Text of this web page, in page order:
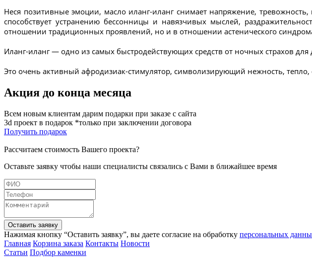
Неся позитивные эмоции, масло иланг-иланг снимает напряжение,
способствует устранению бессонницы и навязчивых мыслей,
отношении традиционных проявлений, но и в отношении астенического
Иланг-иланг — одно из самых быстродействующих средств от ночных страхов для
Это очень активный афродизиак-стимулятор, символизирующий нежность,
Акция до конца месяца
Всем новым клиентам дарим подарки при заказе с сайта
3d проект в подарок *только при заключении договора
Получить подарок
Рассчитаем стоимость Вашего проекта?
Оставьте заявку чтобы наши специалисты связались с Вами в ближайшее время
Оставить заявку
Нажимая кнопку “Оставить заявку”, вы даете согласие на обработку персональных
Главная Корзина заказа Контакты Новости
Статьи Подбор каменки